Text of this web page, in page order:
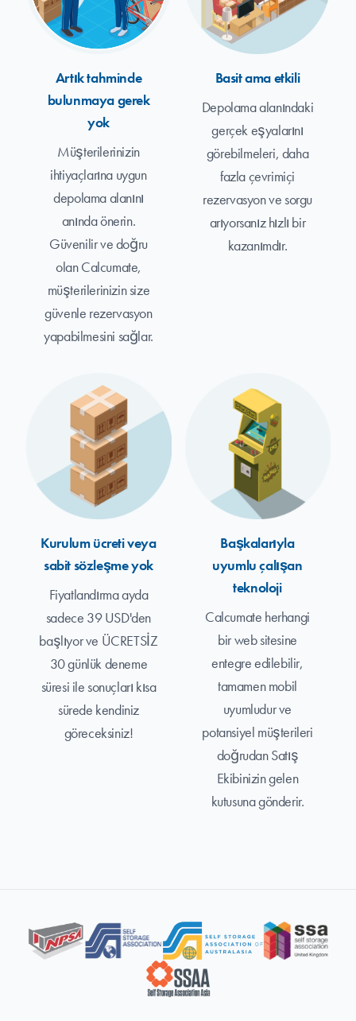
Artık tahminde
bulunmaya gerek
yok
Müşterilerinizin
ihtiyaçlarına uygun
depolama alanını
anında önerin.
Güvenilir ve doğru
olan Calcumate,
müşterilerinizin size
güvenle rezervasyon
yapabilmesini sağlar.
Basit ama etkili
Depolama alanındaki
gerçek eşyalarını
görebilmeleri, daha
fazla çevrimiçi
rezervasyon ve sorgu
arıyorsanız hızlı bir
kazanımdır.
Kurulum ücreti veya
sabit sözleşme yok
Fiyatlandırma ayda
sadece 39 USD'den
başlıyor ve ÜCRETSİZ
30 günlük deneme
süresi ile sonuçları kısa
sürede kendiniz
göreceksiniz!
Başkalarıyla
uyumlu çalışan
teknoloji
Calcumate herhangi
bir web sitesine
entegre edilebilir,
tamamen mobil
uyumludur ve
potansiyel müşterileri
doğrudan Satış
Ekibinizin gelen
kutusuna gönderir.